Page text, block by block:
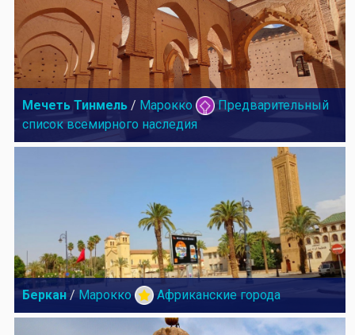
Мечеть Тинмель / Марокко
Предварительный
список всемирного наследия
Беркан / Марокко Африканские города